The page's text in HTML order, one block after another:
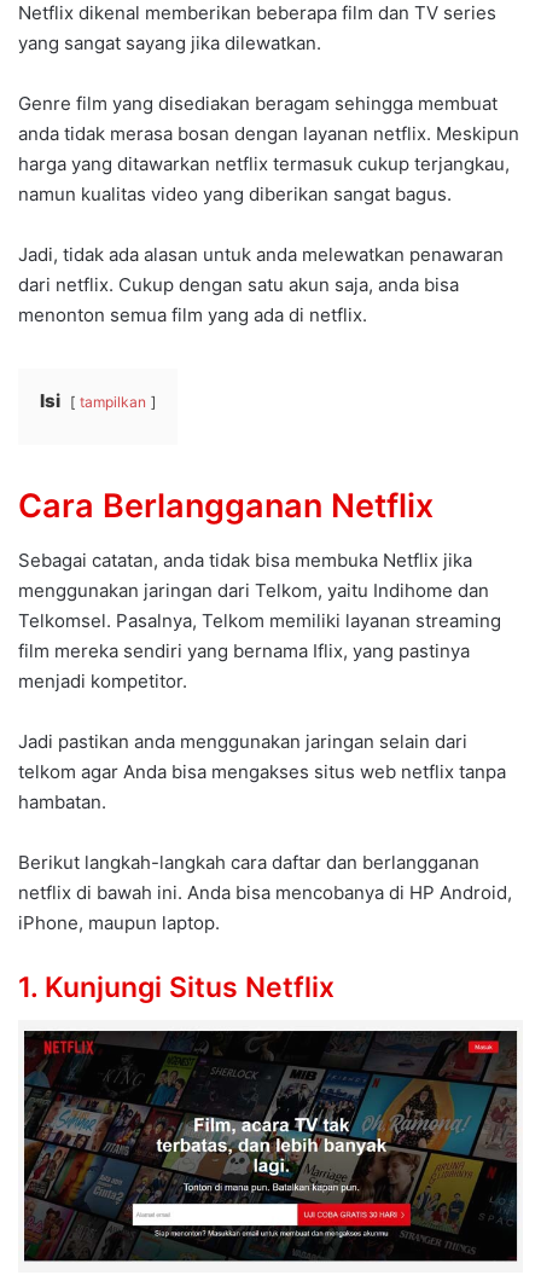
Netflix dikenal memberikan beberapa film dan TV series
yang sangat sayang jika dilewatkan.
Genre film yang disediakan beragam sehingga membuat
anda tidak merasa bosan dengan layanan netflix. Meskipun
harga yang ditawarkan netflix termasuk cukup terjangkau,
namun kualitas video yang diberikan sangat bagus.
Jadi, tidak ada alasan untuk anda melewatkan penawaran
dari netflix. Cukup dengan satu akun saja, anda bisa
menonton semua film yang ada di netflix.
Isi tampilkan
Cara Berlangganan Netflix
Sebagai catatan, anda tidak bisa membuka Netflix jika
menggunakan jaringan dari Telkom, yaitu Indihome dan
Telkomsel. Pasalnya, Telkom memiliki layanan streaming
film mereka sendiri yang bernama Iflix, yang pastinya
menjadi kompetitor.
Jadi pastikan anda menggunakan jaringan selain dari
telkom agar Anda bisa mengakses situs web netflix tanpa
hambatan.
Berikut langkah-langkah cara daftar dan berlangganan
netflix di bawah ini. Anda bisa mencobanya di HP Android,
iPhone, maupun laptop.
1. Kunjungi Situs Netflix